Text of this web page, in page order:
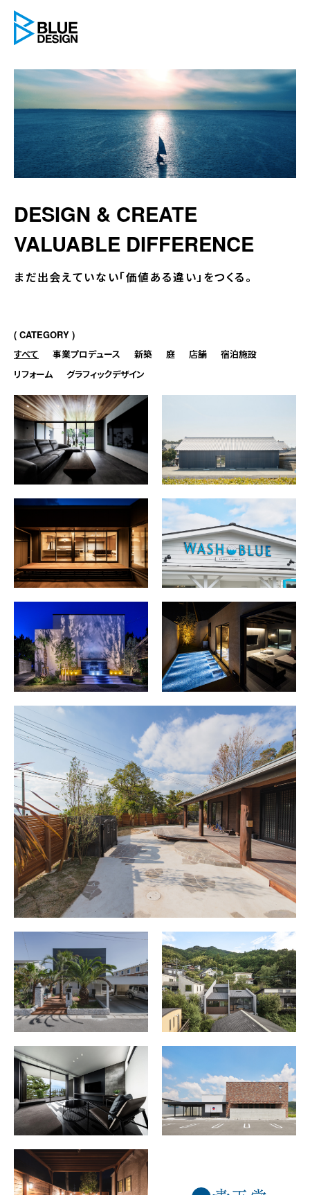
DESIGN & CREATE
VALUABLE DIFFERENCE
まだ出会えていない「価値ある違い」をつくる。
CATEGORY
すべて 事業プロデュース 新築 庭 店舗
宿泊施設
リフォーム
グラフィックデザイン